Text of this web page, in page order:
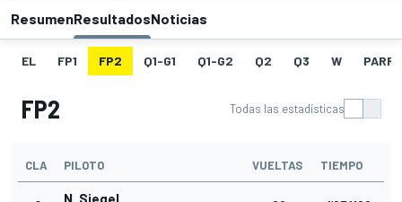
ResumenResultadosNoticias
EL FP1 FP2 Q1-G1 Q1-G2 Q2 Q3 W
FP2 Todas las estadísticas
CLA PILOTO VUELTAS TIEMPO
N. Siegel